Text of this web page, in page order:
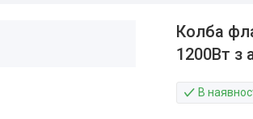
Колба
1200Вт з
В